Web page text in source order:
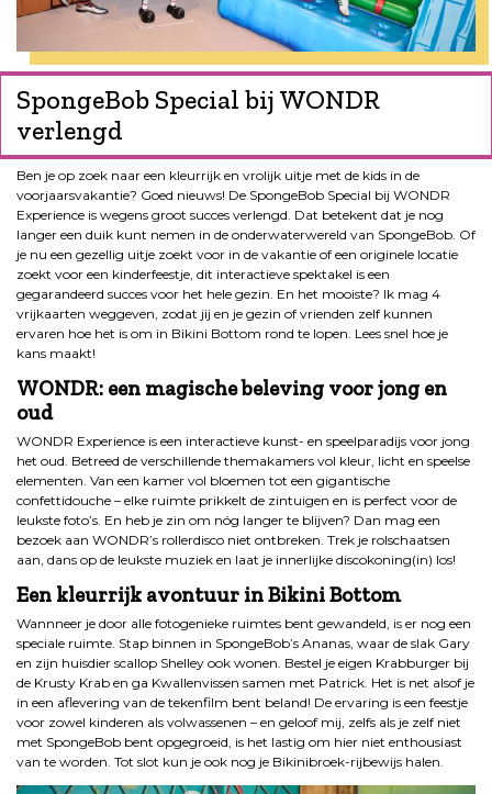
SpongeBob Special bij WONDR
verlengd
Ben je op zoek naar een kleurrijk en vrolijk uitje met de kids in de
voorjaarsvakantie? Goed nieuws! De SpongeBob Special bij WONDR
Experience is wegens groot succes verlengd. Dat betekent dat je nog
langer een duik kunt nemen in de onderwaterwereld van SpongeBob. Of
je nu een gezellig uitje zoekt voor in de vakantie of een originele locatie
zoekt voor een kinderfeestje, dit interactieve spektakel is een
gegarandeerd succes voor het hele gezin. En het mooiste? Ik mag 4
vrijkaarten weggeven, zodat jij en je gezin of vrienden zelf kunnen
ervaren hoe het is om in Bikini Bottom rond te lopen. Lees snel hoe je
kans maakt!
WONDR: een magische beleving voor jong en
oud
WONDR Experience is een interactieve kunst- en speelparadijs voor jong
het oud. Betreed de verschillende themakamers vol kleur, licht en speelse
elementen. Van een kamer vol bloemen tot een gigantische
confettidouche – elke ruimte prikkelt de zintuigen en is perfect voor de
leukste foto’s. En heb je zin om nóg langer te blijven? Dan mag een
bezoek aan WONDR’s rollerdisco niet ontbreken. Trek je rolschaatsen
aan, dans op de leukste muziek en laat je innerlijke discokoning(in) los!
Een kleurrijk avontuur in Bikini Bottom
Wannneer je door alle fotogenieke ruimtes bent gewandeld, is er nog een
speciale ruimte. Stap binnen in SpongeBob’s Ananas, waar de slak Gary
en zijn huisdier scallop Shelley ook wonen. Bestel je eigen Krabburger bij
de Krusty Krab en ga Kwallenvissen samen met Patrick. Het is net alsof je
in een aflevering van de tekenfilm bent beland! De ervaring is een feestje
voor zowel kinderen als volwassenen – en geloof mij, zelfs als je zelf niet
met SpongeBob bent opgegroeid, is het lastig om hier niet enthousiast
van te worden. Tot slot kun je ook nog je Bikinibroek-rijbewijs halen.